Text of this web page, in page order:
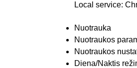
Local service:
Nuotrauka
Nuotraukos
Nuotraukos
Diena/Naktis